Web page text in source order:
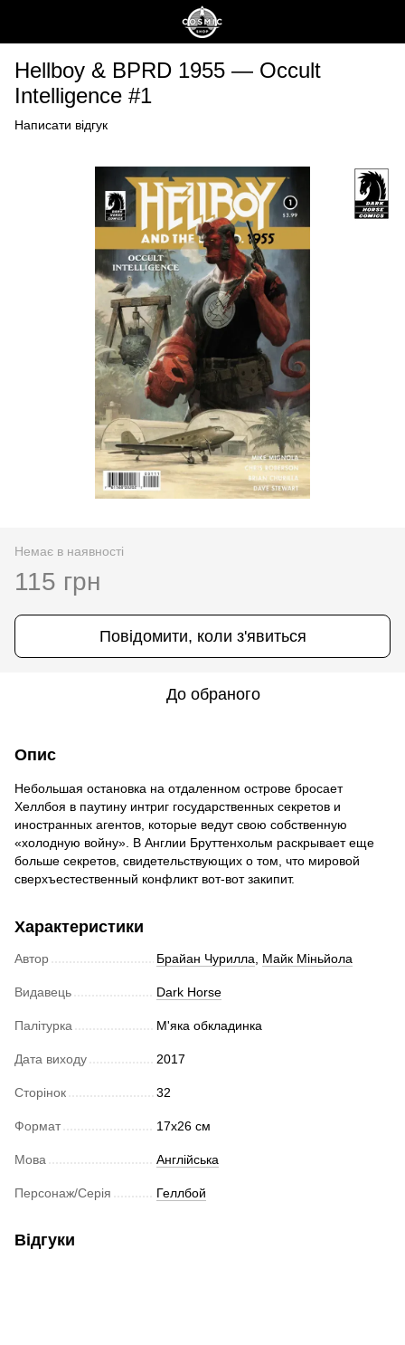
Hellboy & BPRD 1955 — Occult
Intelligence #1
Написати відгук
Немає в наявності
115 грн
Повідомити, коли з'явиться
До обраного
Опис
Небольшая остановка на отдаленном острове бросает
Хеллбоя в паутину интриг государственных секретов и
иностранных агентов, которые ведут свою собственную
«холодную войну». В Англии Бруттенхольм раскрывает еще
больше секретов, свидетельствующих о том, что мировой
сверхъестественный конфликт вот-вот закипит.
Характеристики
Автор Брайан Чурилла, Майк Міньйола
Видавець Dark Horse
Палітурка М'яка обкладинка
Дата виходу 2017
Сторінок 32
Формат 17х26 см
Мова Англійська
Персонаж/Серія Геллбой
Відгуки